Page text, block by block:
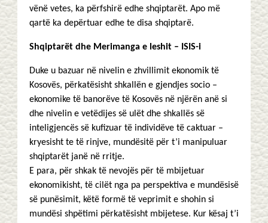
vënë vetes, ka përfshirë edhe shqiptarët. Apo më
qartë ka depërtuar edhe te disa shqiptarë.
Shqiptarët dhe Merimanga e leshit – ISIS-i
Duke u bazuar në nivelin e zhvillimit ekonomik të
Kosovës, përkatësisht shkallën e gjendjes socio –
ekonomike të banorëve të Kosovës në njërën anë si
dhe nivelin e vetëdijes së ulët dhe shkallës së
inteligjencës së kufizuar të individëve të caktuar –
kryesisht te të rinjve, mundësitë për t’i manipuluar
shqiptarët janë në rritje.
E para, për shkak të nevojës për të mbijetuar
ekonomikisht, të cilët nga pa perspektiva e mundësisë
së punësimit, këtë formë të veprimit e shohin si
mundësi shpëtimi përkatësisht mbijetese. Kur kësaj t’i